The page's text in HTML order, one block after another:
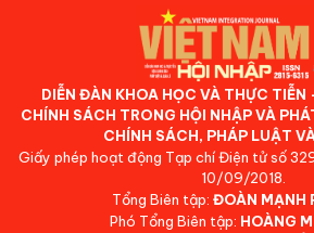
DIỄN ĐÀN KHOA HỌC VÀ THỰC
CHÍNH SÁCH TRONG HỘI NHẬP VÀ
CHÍNH SÁCH, PHÁP LUẬT
Giấy phép hoạt động Tạp chí Điện tử số
10/09/2018.
Tổng Biên tập: ĐOÀN MẠNH
Phó Tổng Biên tập: HOÀNG